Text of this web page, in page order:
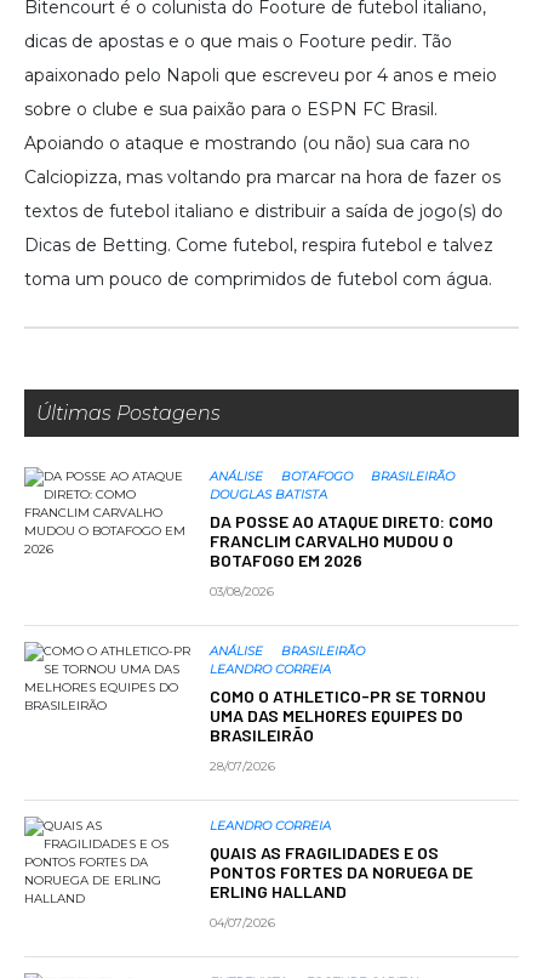
Bitencourt é o colunista do Footure de futebol italiano,
dicas de apostas e o que mais o Footure pedir. Tão
apaixonado pelo Napoli que escreveu por 4 anos e meio
sobre o clube e sua paixão para o ESPN FC Brasil.
Apoiando o ataque e mostrando (ou não) sua cara no
Calciopizza, mas voltando pra marcar na hora de fazer os
textos de futebol italiano e distribuir a saída de jogo(s) do
Dicas de Betting. Come futebol, respira futebol e talvez
toma um pouco de comprimidos de futebol com água.
Últimas Postagens
ANÁLISE BOTAFOGO
BRASILEIRÃO
DOUGLAS BATISTA
DA POSSE AO ATAQUE DIRETO: COMO
FRANCLIM CARVALHO MUDOU O
BOTAFOGO EM 2026
03/08/2026
ANÁLISE
BRASILEIRÃO
LEANDRO CORREIA
COMO O ATHLETICO-PR SE TORNOU
UMA DAS MELHORES EQUIPES DO
BRASILEIRÃO
28/07/2026
LEANDRO CORREIA
QUAIS AS FRAGILIDADES E OS
PONTOS FORTES DA NORUEGA DE
ERLING HALLAND
04/07/2026